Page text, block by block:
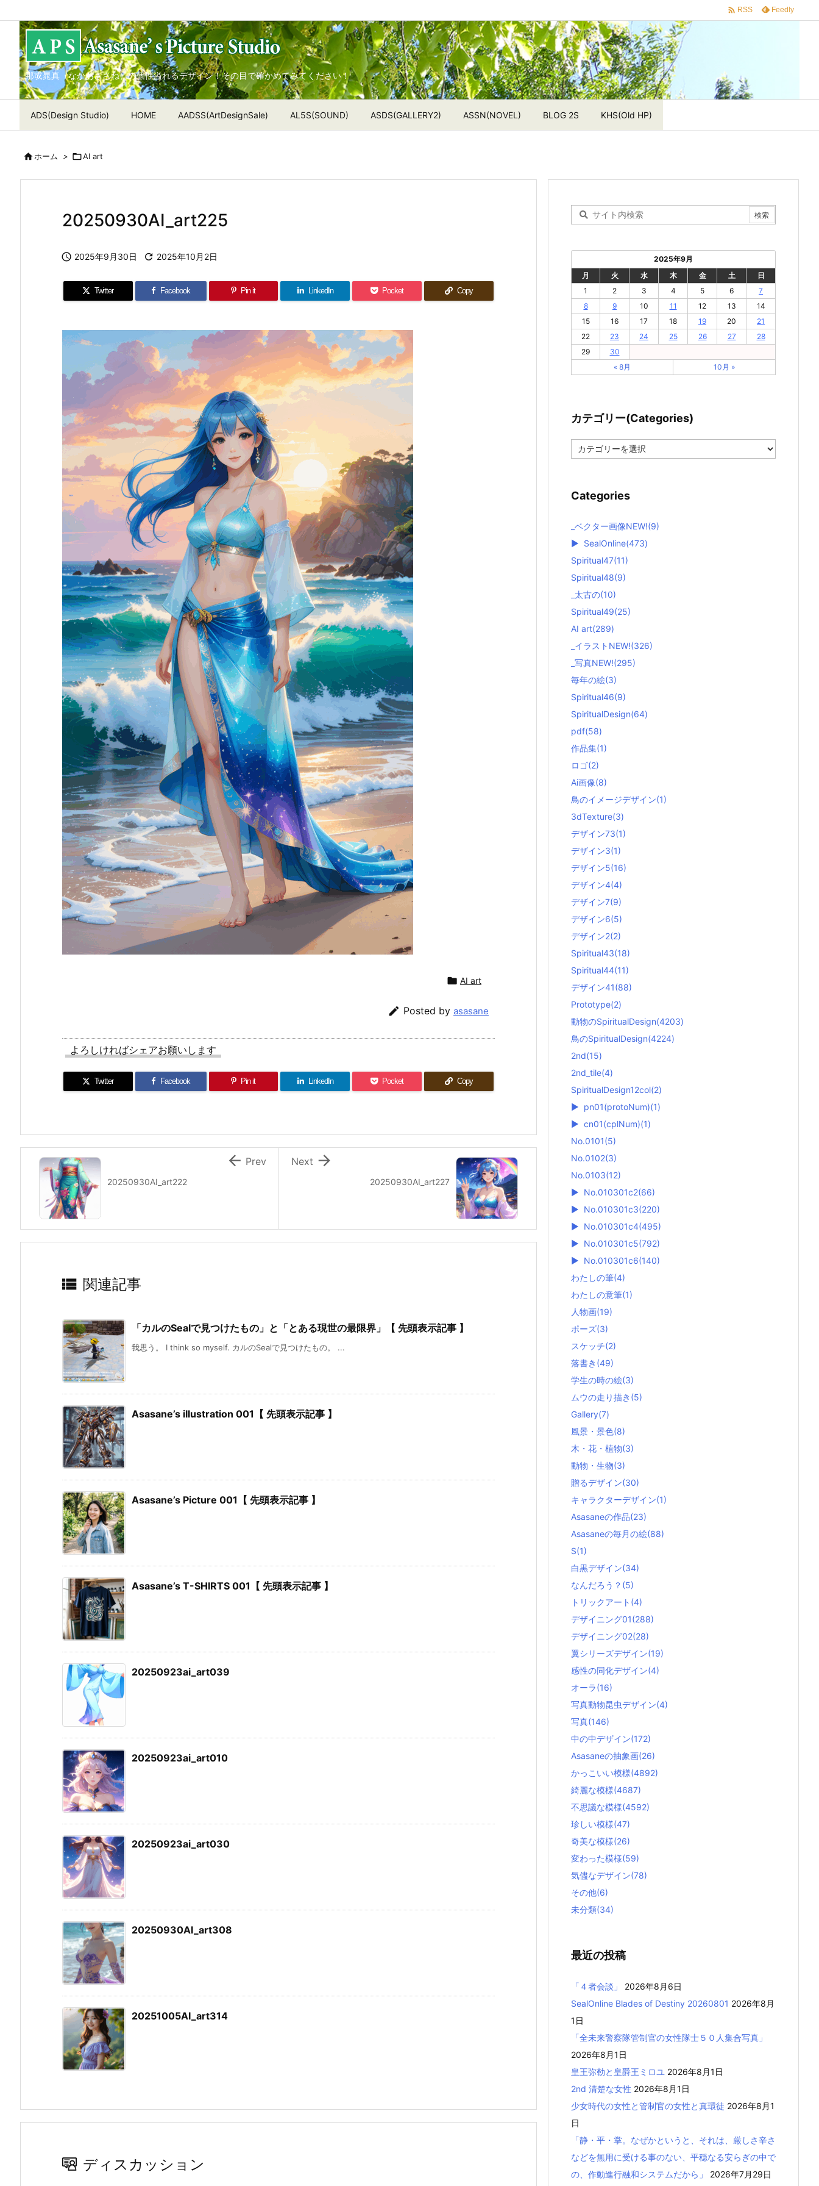
那戓晁真（なかあささね）の個性溢れるデザイン！その目で確かめてみてください！
ADS(Design Studio) HOME AADSS(ArtDesignSale) AL5S(SOUND) ASDS(GALLERY2) ASSN(NOVEL) BLOG 2S KHS(Old HP)
 RSS Feedly
ホーム > AI art
20250930AI_art225
 2025年9月30日  2025年10月2日
Twitter Facebook Pin it LinkedIn Pocket Copy
 AI art
 Posted by asasane
よろしければシェアお願いします
Twitter Facebook Pin it LinkedIn Pocket Copy
20250930AI_art227

Next
20250930AI_art222
 Prev
 関連記事
「カルのSealで見つけたもの」と「とある現世の最限界」【 先頭表示記事 】
我思う。 I think so myself. カルのSealで見つけたもの。 ...
Asasane’s illustration 001【 先頭表示記事 】
Asasane’s Picture 001【 先頭表示記事 】
Asasane’s T-SHIRTS 001【 先頭表示記事 】
20250923ai_art039
20250923ai_art010
20250923ai_art030
20250930AI_art308
20251005AI_art314
ディスカッション
2025年9月
月
火 水 木 金 土
日
1
2 3 4 5 6
7
8
9 10 11 12 13
14
15
16 17 18 19 20
21
22
23 24 25 26 27
28
29
30
« 8月
10月 »
カテゴリー(Categories)
テ
ー
(
t
e
o
r
e
s
)
Categories
_ベクター画像NEW!(9)
► SealOnline(473)
Spiritual47(11)
Spiritual48(9)
_太古の(10)
Spiritual49(25)
AI art(289)
_イラストNEW!(326)
_写真NEW!(295)
毎年の絵(3)
Spiritual46(9)
SpiritualDesign(64)
pdf(58)
作品集(1)
ロゴ(2)
Ai画像(8)
鳥のイメージデザイン(1)
3dTexture(3)
デザイン73(1)
デザイン3(1)
デザイン5(16)
デザイン4(4)
デザイン7(9)
デザイン6(5)
デザイン2(2)
Spiritual43(18)
Spiritual44(11)
デザイン41(88)
Prototype(2)
動物のSpiritualDesign(4203)
鳥のSpiritualDesign(4224)
2nd(15)
2nd_tile(4)
SpiritualDesign12col(2)
► pn01(protoNum)(1)
► cn01(cplNum)(1)
No.0101(5)
No.0102(3)
No.0103(12)
► No.010301c2(66)
► No.010301c3(220)
► No.010301c4(495)
► No.010301c5(792)
► No.010301c6(140)
わたしの筆(4)
わたしの意筆(1)
人物画(19)
ポーズ(3)
スケッチ(2)
落書き (49)
学生の時の絵(3)
ムウの走り描き (5)
Gallery(7)
風景・景色(8)
木・花・植物(3)
動物・生物(3)
贈るデザイン(30)
キャラクターデザイン(1)
Asasaneの作品(23)
Asasaneの毎月の絵(88)
S(1)
白黒デザイン(34)
なんだろう？ (5)
トリックアート (4)
デザイニング01(288)
デザイニング02(28)
翼シリーズデザイン(19)
感性の同化デザイン(4)
オーラ(16)
写真動物昆虫デザイン(4)
写真(146)
中の中デザイン(172)
Asasaneの抽象画(26)
かっこいい模様(4892)
綺麗な模様(4687)
不思議な模様(4592)
珍しい模様(47)
奇美な模様(26)
変わった模様(59)
気儘なデザイン(78)
その他(6)
未分類(34)
最近の投稿
「４者会談」
2026年8月6日
SealOnline Blades of Destiny 20260801 2026年8月
1日
「全未来警察隊管制官の女性隊士５０人集合写真」
2026年8月1日
皇王弥勒と皇爵王ミロユ 2026年8月1日
2nd 清楚な女性 2026年8月1日
少女時代の女性と管制官の女性と真環徒 2026年8月1
日
「静・平・掌。なぜかというと、それは、厳しさ辛さ
などを無用に受ける事のない、平穏なる安らぎの中で
の、作動進行融和システムだから」
2026年7月29日